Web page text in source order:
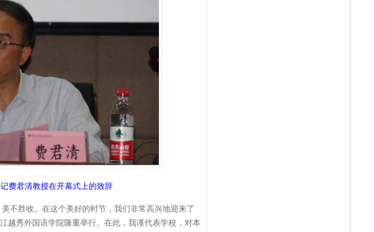
费君清教授在开幕式上的致辞
胜收。在这个美好的时节，我们非常高兴地迎来了
越秀外国语学院隆重举行。在此，我谨代表学校，对本